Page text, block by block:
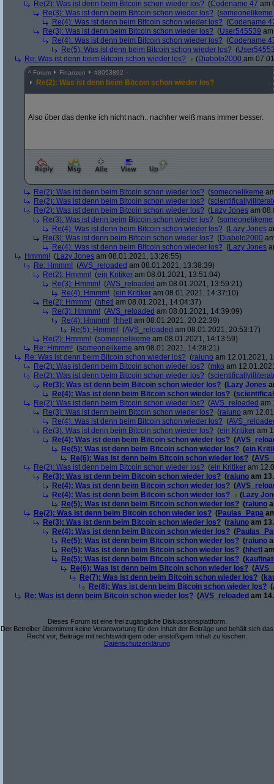
Re(2): Was ist denn beim Bitcoin schon wieder los? (Codename 47 am
Re(3): Was ist denn beim Bitcoin schon wieder los? (someonelikeme
Re(4): Was ist denn beim Bitcoin schon wieder los? (Codename
Re(3): Was ist denn beim Bitcoin schon wieder los? (User545539
Re(4): Was ist denn beim Bitcoin schon wieder los? (Codename
Re(5): Was ist denn beim Bitcoin schon wieder los? (
Re: Was ist denn beim Bitcoin schon wieder los?
(Diabolo2000 am
^ Forum Finanzen #8053892
Re(2): Was ist denn beim Bitcoin schon wieder los?
Also über das denke ich nicht nach.. nachher weiß mans immer besser.
Re(2): Was ist denn beim Bitcoin schon wieder los? (someonelikeme
Re(2): Was ist denn beim Bitcoin schon wieder los? (
Re(2): Was ist denn beim Bitcoin schon wieder los? (Lazy Jones am
Re(3): Was ist denn beim Bitcoin schon wieder los? (someonelikeme
Re(4): Was ist denn beim Bitcoin schon wieder los? (Lazy Jones
Re(3): Was ist denn beim Bitcoin schon wieder los? (Diabolo2000
Re(4): Was ist denn beim Bitcoin schon wieder los? (Lazy Jones
Hmmm! (Lazy Jones am 08.01.2021, 13:26:55)
Re: Hmmm! (AVS_reloaded am 08.01.2021, 13:38:39)
Re(2): Hmmm! (ein Kritiker am 08.01.2021, 13:51:04)
Re(3): Hmmm! (AVS_reloaded am 08.01.2021, 13:59:21)
Re(4): Hmmm! (ein Kritiker am 08.01.2021, 14:37:10)
Re(2): Hmmm! (hhetl am 08.01.2021, 14:04:37)
Re(3): Hmmm! (AVS_reloaded am 08.01.2021, 14:39:09)
Re(4): Hmmm! (hhetl am 08.01.2021, 20:22:39)
Re(5): Hmmm! (AVS_reloaded am 08.01.2021, 20:53:17)
Re(2): Hmmm! (someonelikeme am 08.01.2021, 14:13:59)
Re: Hmmm! (someonelikeme am 08.01.2021, 14:28:21)
Re: Was ist denn beim Bitcoin schon wieder los? (raiuno am 12.01.2021,
Re(2): Was ist denn beim Bitcoin schon wieder los? (mko am
Re(2): Was ist denn beim Bitcoin schon wieder los? (
Re(3): Was ist denn beim Bitcoin schon wieder los? (Lazy Jones
Re(4): Was ist denn beim Bitcoin schon wieder los? (
Re(2): Was ist denn beim Bitcoin schon wieder los? (AVS_reloaded am
Re(3): Was ist denn beim Bitcoin schon wieder los? (raiuno am
Re(4): Was ist denn beim Bitcoin schon wieder los? (
Re(3): Was ist denn beim Bitcoin schon wieder los? (ein Kritiker am
Re(4): Was ist denn beim Bitcoin schon wieder los? (
Re(5): Was ist denn beim Bitcoin schon wieder los? (ein
Re(6): Was ist denn beim Bitcoin schon wieder los? (
Re(2): Was ist denn beim Bitcoin schon wieder los? (ein Kritiker am
Re(3): Was ist denn beim Bitcoin schon wieder los? (raiuno am
Re(4): Was ist denn beim Bitcoin schon wieder los? (
Re(4): Was ist denn beim Bitcoin schon wieder los?
(Lazy
Re(5): Was ist denn beim Bitcoin schon wieder los? (raiuno
Re(2): Was ist denn beim Bitcoin schon wieder los? (Paulas_Papa
Re(3): Was ist denn beim Bitcoin schon wieder los? (raiuno am
Re(4): Was ist denn beim Bitcoin schon wieder los? (
Re(5): Was ist denn beim Bitcoin schon wieder los? (raiuno
Re(5): Was ist denn beim Bitcoin schon wieder los? (hhetl
Re(5): Was ist denn beim Bitcoin schon wieder los? (
Re(6): Was ist denn beim Bitcoin schon wieder los? (
Re(7): Was ist denn beim Bitcoin schon wieder los? (
Re(8): Was ist denn beim Bitcoin schon wieder los? (
Re: Was ist denn beim Bitcoin schon wieder los? (AVS_reloaded am
Dieses Forum ist eine frei zugängliche Diskussionsplattform.
Der Betreiber übernimmt keine Verantwortung für den Inhalt der Beiträge und behält sich das
Recht vor, Beiträge mit rechtswidrigem oder anstößigem Inhalt zu löschen.
Datenschutzerklärung